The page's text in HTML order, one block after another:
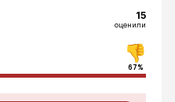
15
оценили
67%